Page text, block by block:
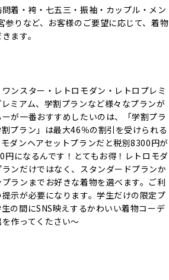
着・袴・七五三・振袖・カップル・メン
参りなど、お客様のご要望に応じて、着物
ます。
ンスター・レトロモダン・レトロプレミ
ミアム、学割プランなど様々なプランが
が一番おすすめしたいのは、「学割プラ
プラン」は最大46％の割引を受けられる
ダンヘアセットプランだと税別8300円が
円になるんです！とてもお得！レトロモダ
ンだけではなく、スタンダードプランか
ランまでお好きな着物を選べます。ご利
示が必要になります。学生だけの限定プ
の間にSNS映えするかわいい着物コーデ
作ってくたさい～